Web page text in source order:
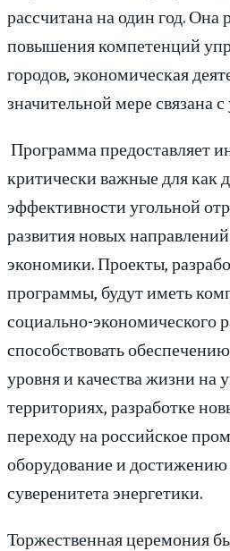
рассчитана на один год. Она
повышения компетенций
городов, экономическая
значительной мере связана
Программа предоставляет
критически важные для как
эффективности угольной
развития новых
экономики. Проекты,
программы, будут иметь
социально-экономического
способствовать
уровня и качества жизни
территориях, разработке
переходу на российское
оборудование и достижению
суверенитета энергетики.
Торжественная церемония